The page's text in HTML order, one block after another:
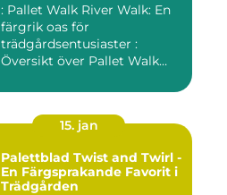
: Pallet Walk River Walk: En
färgrik oas för
trädgårdsentusiaster :
Översikt över Pallet Walk
15. jan
Palettblad Twist and Twirl -
En Färgsprakande Favorit i
Trädgården